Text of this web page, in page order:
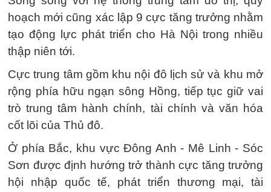
hoạch mới cũng xác lập 9 cực tăng trưởng nhằm
tạo động lực phát triển cho Hà Nội trong nhiều
thập niên tới.
Cực trung tâm gồm khu nội đô lịch sử và khu mở
rộng phía hữu ngạn sông Hồng, tiếp tục giữ vai
trò trung tâm hành chính, tài chính và văn hóa
cốt lõi của Thủ đô.
Ở phía Bắc, khu vực Đông Anh - Mê Linh - Sóc
Sơn được định hướng trở thành cực tăng trưởng
hội nhập quốc tế, phát triển thương mại, tài